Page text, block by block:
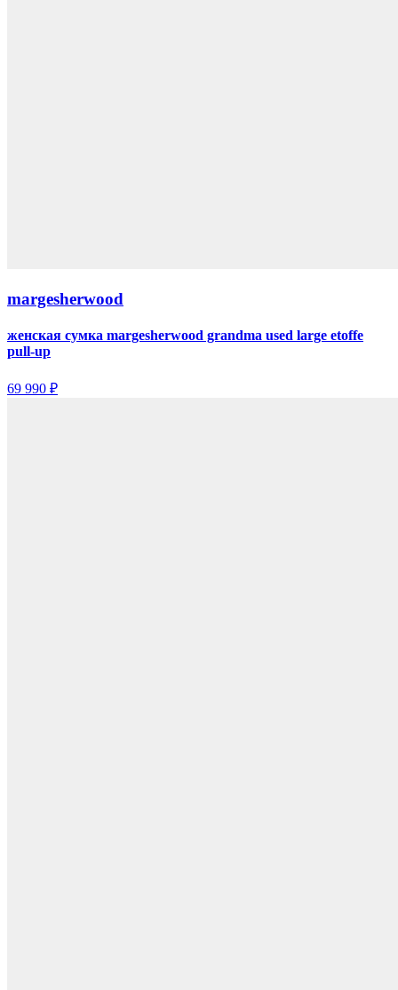
margesherwood
женская сумка margesherwood grandma used large etoffe
pull-up
69 990 ₽